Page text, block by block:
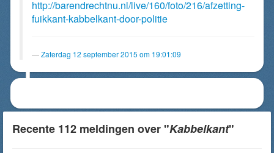
http://barendrechtnu.nl/live/160/foto/216/afzetting-
fuikkant-kabbelkant-door-politie
Zaterdag 12 september 2015 om 19:01:09
Recente 112 meldingen over "Kabbelkant"